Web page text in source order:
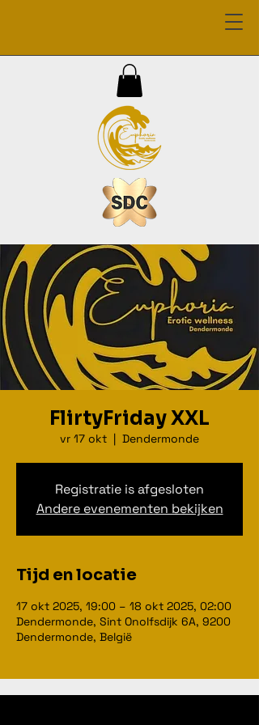
FlirtyFriday XXL
vr 17 okt
  |
Dendermonde
Registratie is afgesloten
Andere evenementen bekijken
Tijd en locatie
17 okt 2025, 19:00 – 18 okt 2025, 02:00
Dendermonde, Sint Onolfsdijk 6A, 9200
Dendermonde, België